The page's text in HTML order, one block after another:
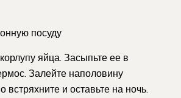
посуду
яйца. Засыпьте ее в
Залейте наполовину
встряхните и оставьте на ночь.